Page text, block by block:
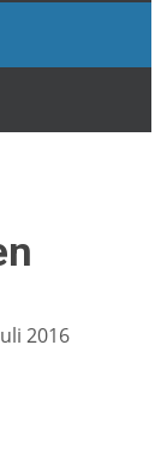
2016